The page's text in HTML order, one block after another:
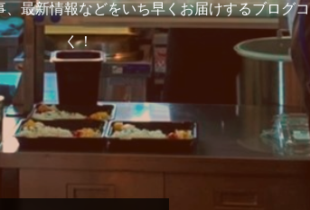
最新情報などをいち早くお届けするブログ
く！